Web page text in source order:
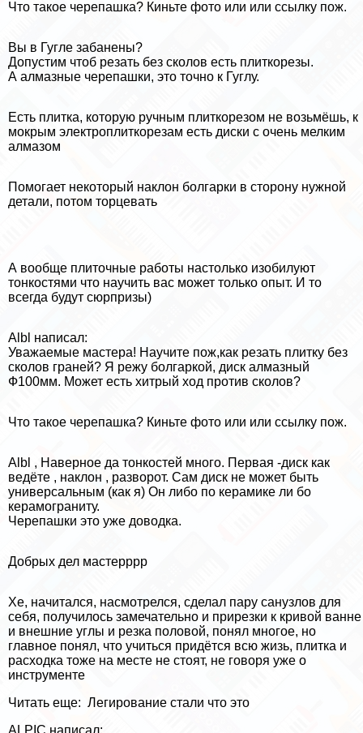
Что такое черепашка? Киньте фото или или ссылку пож.
Вы в Гугле забанены?
Допустим чтоб резать без сколов есть плиткорезы.
А алмазные черепашки, это точно к Гуглу.
Есть плитка, которую ручным плиткорезом не возьмёшь, к
мокрым электроплиткорезам есть диски с очень мелким
алмaзoм
Помогает некоторый наклон болгарки в сторону нужной
детали, потом торцевать
А вообще плиточные работы настолько изобилуют
тонкостями что научить вас может только опыт. И то
всегда будут сюрпризы)
Albl написал:
Уважаемые мастера! Научите пож,как резать плитку без
сколов граней? Я режу болгаркой, диск алмазный
Ф100мм. Может есть хитрый ход против сколов?
Что такое черепашка? Киньте фото или или ссылку пож.
Albl , Наверное да тонкостей много. Первая -диск как
ведёте , наклон , разворот. Сам диск не может быть
универсальным (как я) Он либо по керамике ли бо
керамограниту.
Черепашки это уже доводка.
Добрых дел мастерррр
Хе, начитался, насмотрелся, сделал пару санузлов для
себя, получилось замечательно и прирезки к кривой ванне
и внешние углы и резка пoлoвoй, понял многое, но
главное понял, что учиться придётся всю жизь, плитка и
расходка тоже на месте не стоят, не говоря уже о
инструменте
Читать еще: Легирование стали что это
ALPIC написал: